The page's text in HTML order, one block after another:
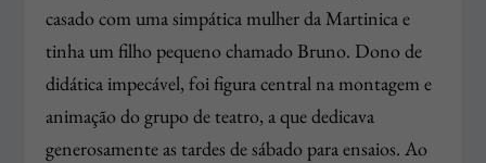
casado com uma simpática mulher da Martinica e
tinha um filho pequeno chamado Bruno. Dono de
didática impecável, foi figura central na montagem e
animação do grupo de teatro, a que dedicava
generosamente as tardes de sábado para ensaios. Ao